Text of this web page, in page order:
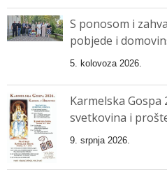
S ponosom i
pobjede i
5. kolovoza 2026.
Karmelska Gospa
svetkovina i
9. srpnja 2026.